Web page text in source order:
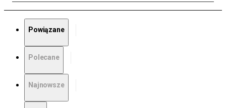
Powiązane
Polecane
Najnowsze